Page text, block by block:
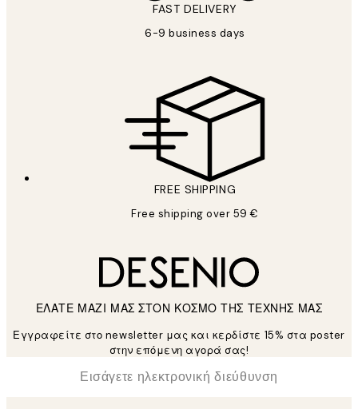
FAST DELIVERY
6-9 business days
FREE SHIPPING
Free shipping over 59 €
ΕΛΑΤΕ ΜΑΖΙ ΜΑΣ ΣΤΟΝ ΚΟΣΜΟ ΤΗΣ ΤΕΧΝΗΣ ΜΑΣ
Εγγραφείτε στο newsletter μας και κερδίστε 15% στα poster
στην επόμενη αγορά σας!
Ηλεκτρονική Διεύθυνση